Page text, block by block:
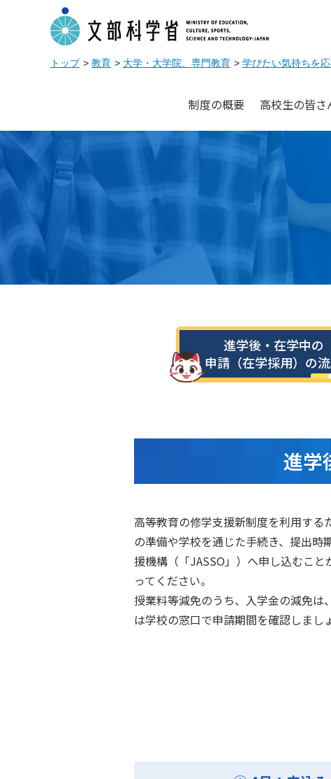
トップ 教育 大学・大学院、専門教育 学びたい気持ちを
制度の概要 高校生の皆さ
進学後・在学中の
申請（在学採用）の
進学
高等教育の修学支援新制度を利用する
の準備や学校を通じた手続き、提出
援機構（「JASSO」）へ申し込むこ
ってください。
授業料等減免のうち、入学金の減免は
は学校の窓口で申請期間を確認しまし